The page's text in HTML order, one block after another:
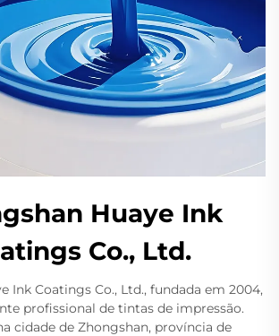
Huaye Ink
Co., Ltd.
Ink Coatings Co., Ltd., fundada em 2004,
profissional de tintas de impressão.
cidade de Zhongshan, província de